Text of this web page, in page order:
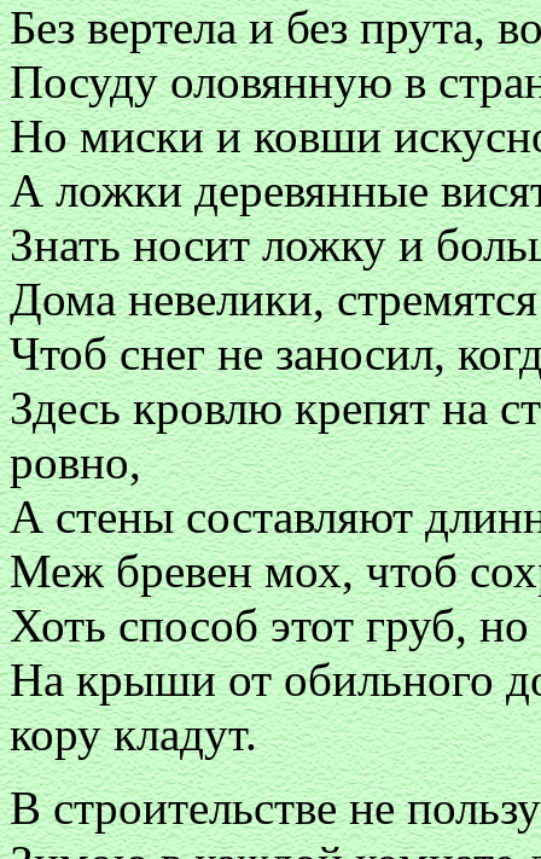
Без вертела и без прута,
Посуду оловянную в
Но миски и ковши
А ложки деревянные
Знать носит ложку и
Дома невелики,
Чтоб снег не заносил,
Здесь кровлю крепят на
ровно,
А стены составляют
Меж бревен мох, чтоб
Хоть способ этот груб,
На крыши от обильного
кору кладут.
В строительстве не